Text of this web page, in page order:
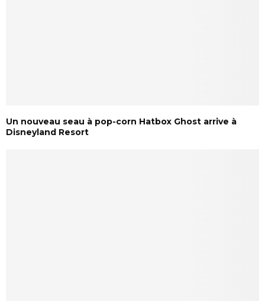
Un nouveau seau à pop-corn Hatbox Ghost arrive à
Disneyland Resort